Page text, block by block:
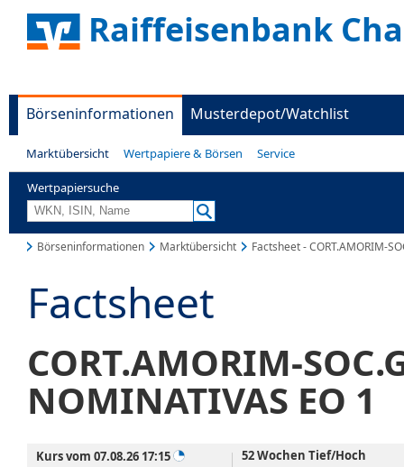
Raiffeisenbank
Börseninformationen Musterdepot/Watchlist
Marktübersicht Wertpapiere & Börsen Service
Wertpapiersuche
Börseninformationen Marktübersicht Factsheet - CORT.AMORIM-
Factsheet
CORT.AMORIM-
NOMINATIVAS EO 1
Kurs vom 07.08.26 17:15 52 Wochen Tief/Hoch